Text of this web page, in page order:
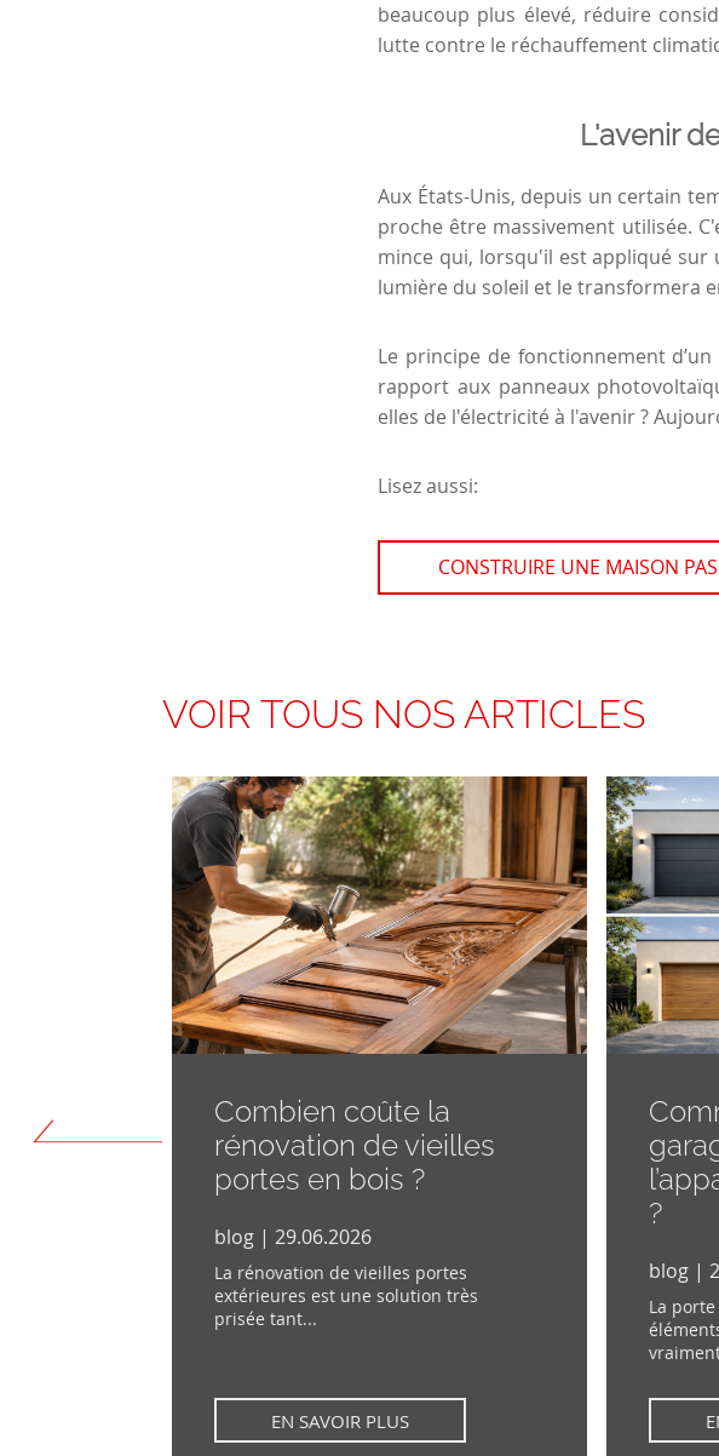
beaucoup plus élevé, réduire
lutte contre le réchauffement
L'avenir
Aux États-Unis, depuis un certain
proche être massivement utilisée.
mince qui, lorsqu'il est appliqué
lumière du soleil et le transformera
Le principe de fonctionnement
rapport aux panneaux
elles de l'électricité à l'avenir ?
Lisez aussi:
CONSTRUIRE UNE MAISON
VOIR TOUS NOS ARTICLES
Combien coûte la
rénovation de vieilles
portes en bois ?
blog | 29.06.2026
La rénovation de vieilles portes
extérieures est une solution très
prisée tant...
EN SAVOIR PLUS
?
blog |
La